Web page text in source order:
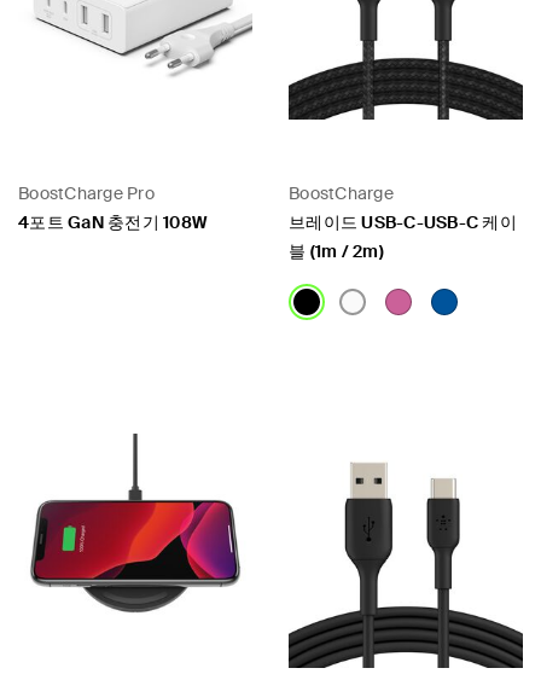
BoostCharge Pro
4포트 GaN 충전기 108W
BoostCharge
브레이드 USB-C-USB-C 케이
블 (1m / 2m)